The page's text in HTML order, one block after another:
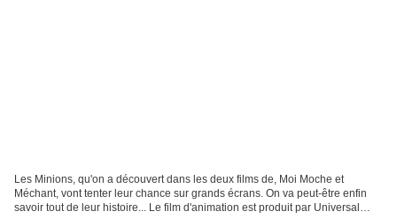
Les Minions, qu'on a découvert dans les deux films de, Moi Moche et
Méchant, vont tenter leur chance sur grands écrans. On va peut-être enfin
savoir tout de leur histoire... Le film d'animation est produit par Universal